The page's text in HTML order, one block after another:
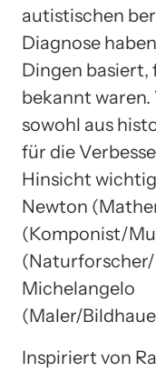
autistischen
Diagnose
Dingen basiert,
bekannt waren.
sowohl aus
für die
Hinsicht
Newton
(Komponist/
Michelangelo
(Maler/
Inspiriert von